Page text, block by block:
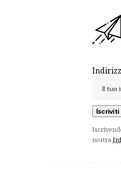
nostra